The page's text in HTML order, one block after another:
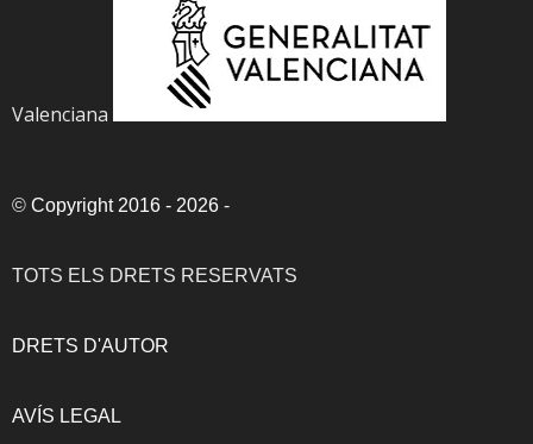
Valenciana
© Copyright 2016 - 2026 -
TOTS ELS DRETS RESERVATS
DRETS D'AUTOR
AVÍS LEGAL